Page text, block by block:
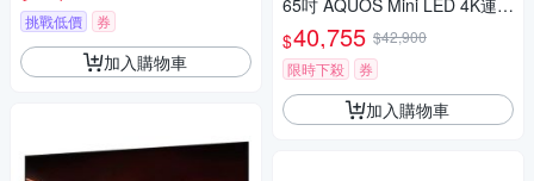
挑戰低價 券
加入購物車
65吋 AQUOS Mini LED 4K連網
智慧液晶顯示器
$40,755 $42,900
限時下殺
券
加入購物車